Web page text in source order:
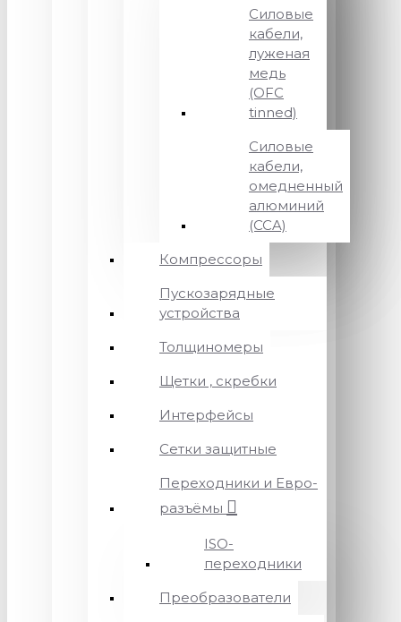
Силовые
кабели,
луженая
медь
(OFC
tinned)
Силовые
кабели,
омедненный
алюминий
(CCA)
Компрессоры
Пускозарядные
устройства
Толщиномеры
Щетки , скребки
Интерфейсы
Сетки защитные
Переходники и Евро-
разъёмы
ISO-
переходники
Преобразователи